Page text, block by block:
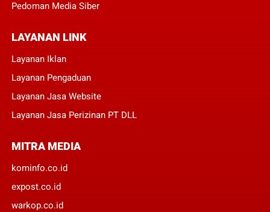
Pedoman Media Siber
LAYANAN LINK
Layanan Iklan
Layanan Pengaduan
Layanan Jasa Website
Layanan Jasa Perizinan PT DLL
MITRA MEDIA
kominfo.co.id
expost.co.id
warkop.co.id